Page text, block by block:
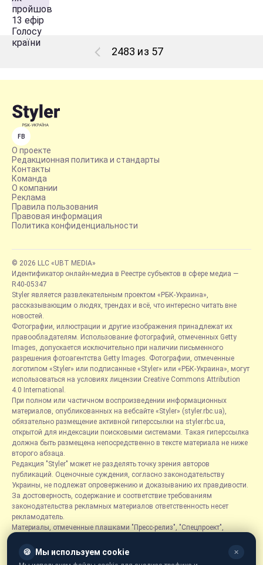
2483 из 57
FB
О проекте
Редакционная политика и стандарты
Контакты
Команда
О компании
Реклама
Правила пользования
Правовая информация
Политика конфиденциальности
© 2026 LLC «UBT MEDIA»
Идентификатор онлайн-медиа в Реестре субъектов в сфере медиа —
R40-05347
Styler является развлекательным проектом «РБК-Украина»,
рассказывающим о людях, трендах и всё, что интересно читать вне
новостей.
Фотографии, иллюстрации и другие изображения принадлежат их
правообладателям. Использование фотографий, отмеченных Getty
Images, допускается исключительно при наличии письменного
разрешения фотоагентства Getty Images. Фотографии, отмеченные
логотипом «Styler» или подписанные «Styler» или «РБК-Украина», могут
использоваться на условиях лицензии Creative Commons Attribution
4.0 International.
При полном или частичном воспроизведении информационных
материалов, опубликованных на вебсайте «Styler» (styler.rbc.ua),
обязательно размещение активной гиперссылки на styler.rbc.ua,
открытой для индексации поисковыми системами. Такая гиперссылка
должна быть размещена непосредственно в тексте материала не ниже
второго абзаца.
Редакция "Styler" может не разделять точку зрения авторов
публикаций. Оценочные суждения, согласно законодательству
Украины, не подлежат опровержению и доказыванию их правдивости.
За достоверность, содержание и соответствие требованиям
законодательства рекламных материалов ответственность несет
рекламодатель.
Материалы, отмеченные плашками "Пресс-релиз", "Спецпроект",
размещаются на правах рекламы.
Рубрика «Новости компаний» является информационным форматом,
🍪 Мы используем cookie ✕